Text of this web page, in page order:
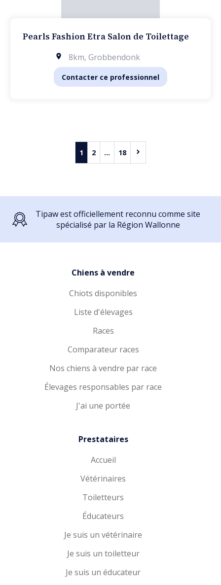
Pearls Fashion Etra Salon de Toilettage
8km, Grobbendonk
Contacter ce professionnel
1 2 ... 18
Tipaw est officiellement reconnu comme site
spécialisé par la Région Wallonne
Chiens à vendre
Chiots disponibles
Liste d'élevages
Races
Comparateur races
Nos chiens à vendre par race
Élevages responsables par race
J'ai une portée
Prestataires
Accueil
Vétérinaires
Toiletteurs
Éducateurs
Je suis un vétérinaire
Je suis un toiletteur
Je suis un éducateur